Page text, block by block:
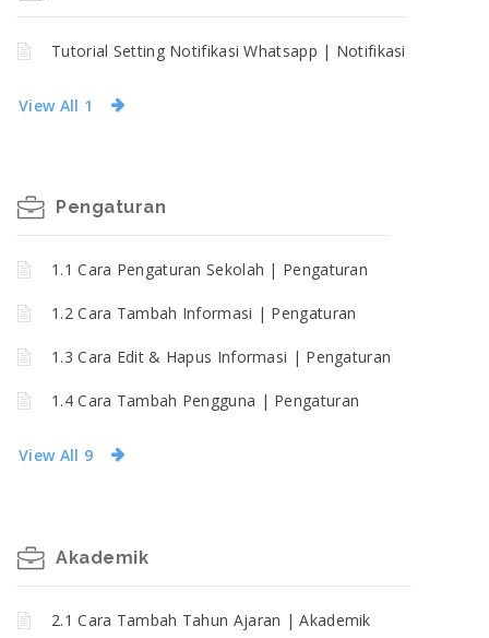
Tutorial Setting Notifikasi Whatsapp | Notifikasi
View All 1
Pengaturan
1.1 Cara Pengaturan Sekolah | Pengaturan
1.2 Cara Tambah Informasi | Pengaturan
1.3 Cara Edit & Hapus Informasi | Pengaturan
1.4 Cara Tambah Pengguna | Pengaturan
View All 9
Akademik
2.1 Cara Tambah Tahun Ajaran | Akademik